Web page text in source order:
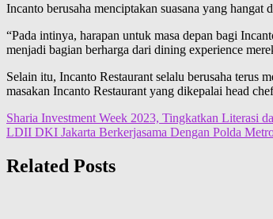
Incanto berusaha menciptakan suasana yang
“Pada intinya, harapan untuk masa depan bagi
menjadi bagian berharga dari dining experience
Selain itu, Incanto Restaurant selalu berusaha terus
masakan Incanto Restaurant yang dikepalai head
Post
navigation
Sharia Investment Week 2023, Tingkatkan Literasi
LDII DKI Jakarta Berkerjasama Dengan Polda
Related Posts